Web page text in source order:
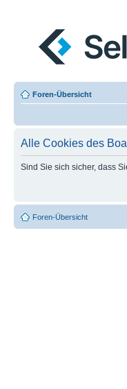
Foren-Übersicht
Alle Cookies des
Sind Sie sich sicher, dass
Foren-Übersicht